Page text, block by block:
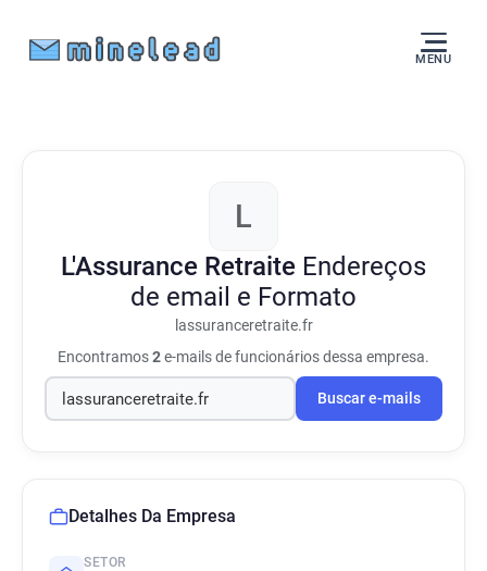
MENU
L
L'Assurance Retraite Endereços
de email e Formato
lassuranceretraite.fr
Encontramos2e-mails de funcionários dessa empresa.
Buscar e-mails
Detalhes Da Empresa
SETOR